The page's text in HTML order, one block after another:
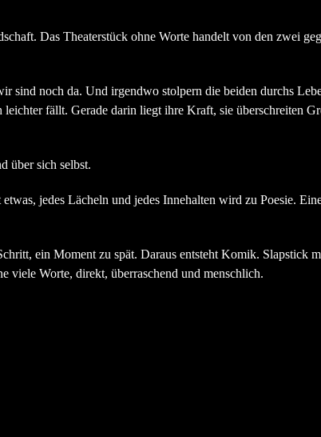
Das Theaterstück ohne Worte handelt von den zwei
sind noch da. Und irgendwo stolpern die beiden durchs
fällt. Gerade darin liegt ihre Kraft, sie überschreiten
über sich selbst.
jedes Lächeln und jedes Innehalten wird zu Poesie.
ein Moment zu spät. Daraus entsteht Komik. Slapstick
viele Worte, direkt, überraschend und menschlich.